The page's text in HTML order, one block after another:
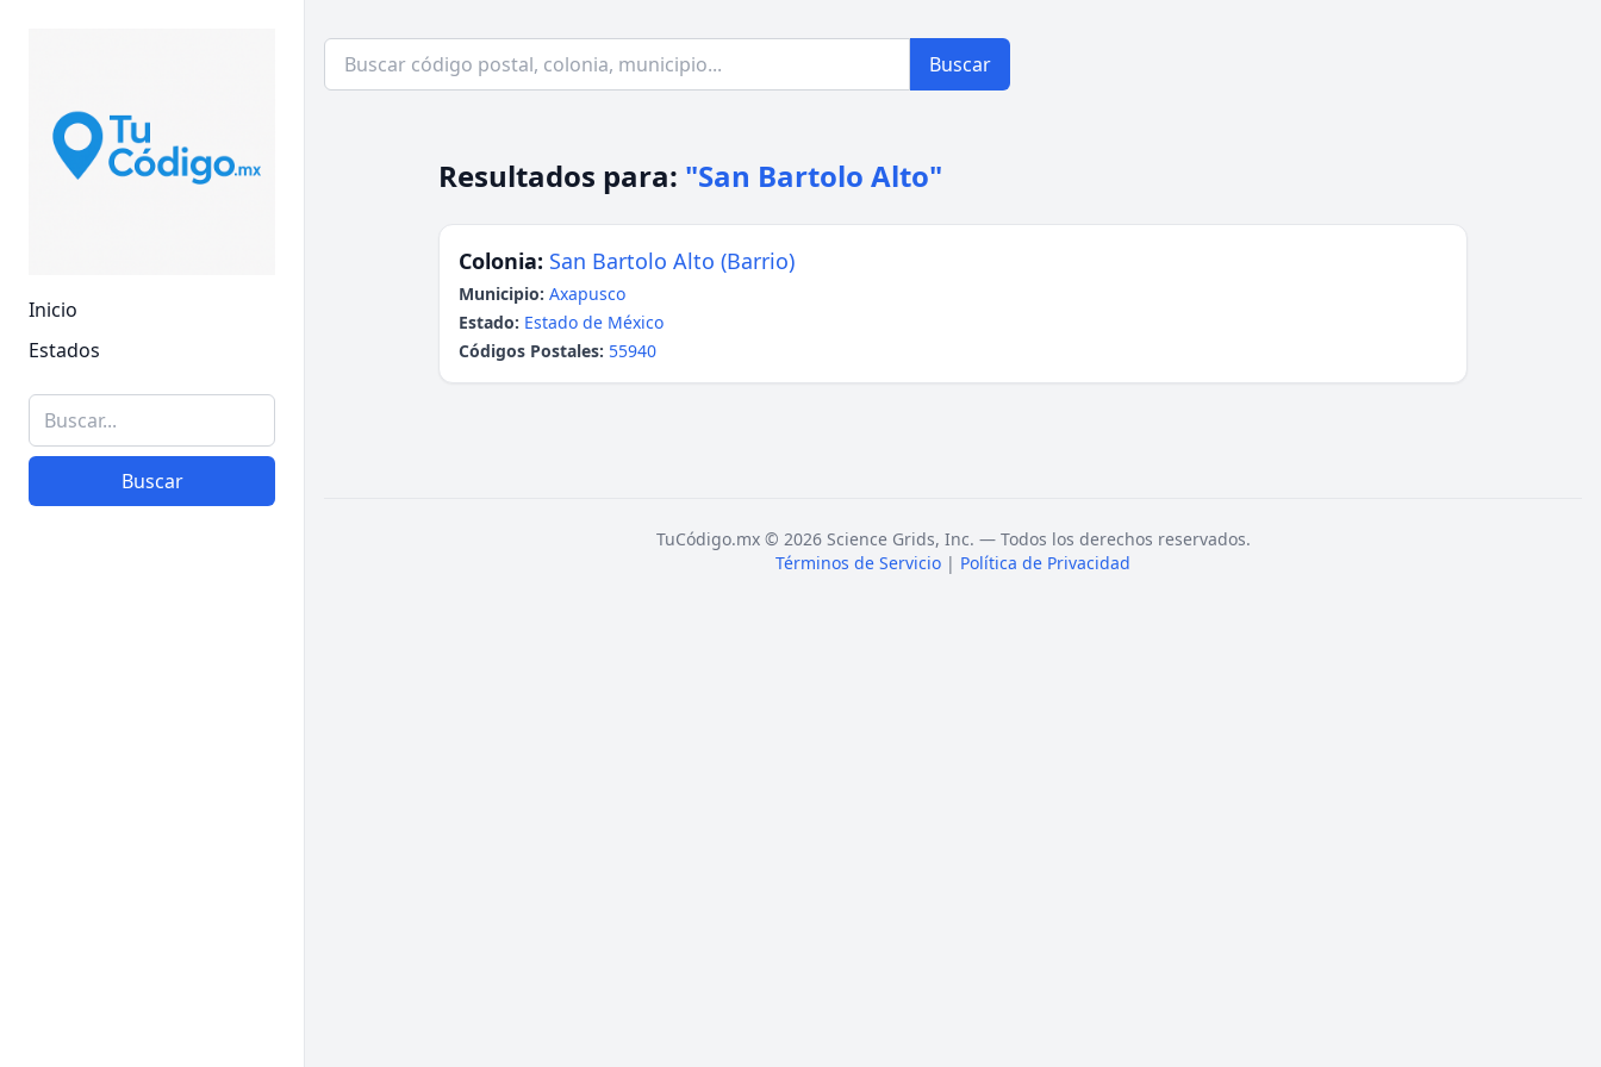
Inicio
Estados
Buscar
Buscar
Resultados para: "San Bartolo Alto"
Colonia: San Bartolo Alto (Barrio)
Municipio: Axapusco
Estado: Estado de México
Códigos Postales: 55940
TuCódigo.mx © 2026 Science Grids, Inc. — Todos los derechos reservados.
Términos de Servicio | Política de Privacidad